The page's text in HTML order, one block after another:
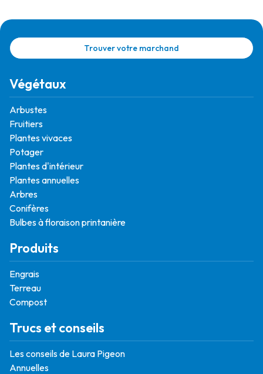
Trouver votre marchand
Végétaux
Arbustes
Fruitiers
Plantes vivaces
Potager
Plantes d'intérieur
Plantes annuelles
Arbres
Conifères
Bulbes à floraison printanière
Produits
Engrais
Terreau
Compost
Trucs et conseils
Les conseils de Laura Pigeon
Annuelles